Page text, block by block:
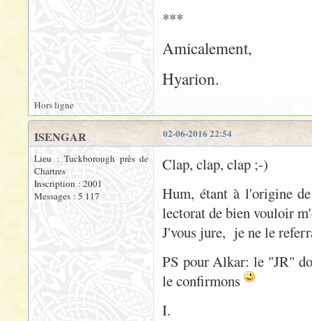
***
Amicalement,
Hyarion.
Hors ligne
02-06-2016 22:54
ISENGAR
Lieu : Tuckborough près de
Chartres
Inscription : 2001
Messages : 5 117
Clap, clap, clap ;-)
Hum, étant à l'origine
lectorat de bien vouloir
J'vous jure, je ne le
PS pour Alkar: le "JR"
le confirmons
I.